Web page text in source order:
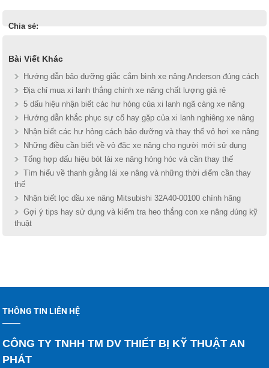
Chia sẻ:
Bài Viết Khác
Hướng dẫn bảo dưỡng giắc cắm bình xe nâng Anderson đúng cách
Địa chỉ mua xi lanh thắng chính xe nâng chất lượng giá rẻ
5 dấu hiệu nhận biết các hư hỏng của xi lanh ngã càng xe nâng
Hướng dẫn khắc phục sự cố hay gặp của xi lanh nghiêng xe nâng
Nhận biết các hư hỏng cách bảo dưỡng và thay thế vỏ hơi xe nâng
Những điều cần biết về vỏ đặc xe nâng cho người mới sử dụng
Tổng hợp dấu hiệu bót lái xe nâng hỏng hóc và cần thay thế
Tìm hiểu về thanh giằng lái xe nâng và những thời điểm cần thay
thế
Nhận biết lọc dầu xe nâng Mitsubishi 32A40-00100 chính hãng
Gợi ý tips hay sử dụng và kiểm tra heo thắng con xe nâng đúng kỹ
thuật
THÔNG TIN LIÊN HỆ
CÔNG TY TNHH TM DV THIẾT BỊ KỸ THUẬT AN
PHÁT